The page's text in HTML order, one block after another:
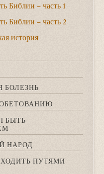
Библии – часть 1
Библии – часть 2
история
БОЛЕЗНЬ
БЫТЬ
НАРОД
ПУТЯМИ